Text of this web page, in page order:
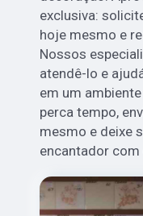
exclusiva:
hoje mesmo e
Nossos
atendê-lo e
em um
perca tempo,
mesmo e deixe
encantador